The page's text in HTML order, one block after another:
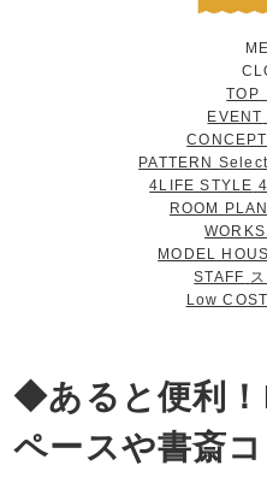
TOP
EVENT
CONCEPT
PATTERN Select
4LIFE STYLE
ROOM PLAN
WORKS
MODEL
STAFF
Low COST
◆あると便利！
ペースや書斎